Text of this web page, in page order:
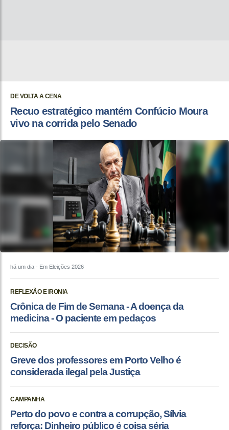
DE VOLTA A CENA
Recuo estratégico mantém Confúcio Moura
vivo na corrida pelo Senado
há um dia - Em Eleições 2026
REFLEXÃO E IRONIA
Crônica de Fim de Semana - A doença da
medicina - O paciente em pedaços
DECISÃO
Greve dos professores em Porto Velho é
considerada ilegal pela Justiça
CAMPANHA
Perto do povo e contra a corrupção, Sílvia
reforça: Dinheiro público é coisa séria